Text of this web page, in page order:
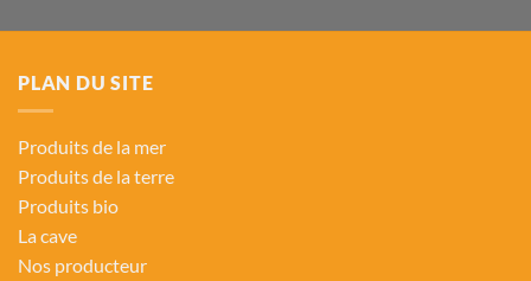
PLAN DU SITE
Produits de la mer
Produits de la terre
Produits bio
La cave
Nos producteur